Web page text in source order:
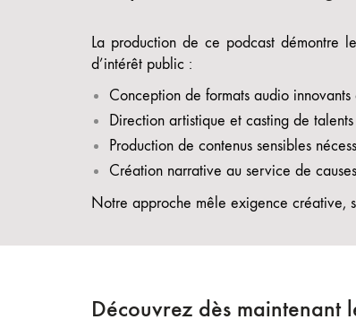
La production de ce podcast démontre
d’intérêt public :
Conception de formats audio innovants
Direction artistique et casting de talents
Production de contenus sensibles
Création narrative au service de
Notre approche mêle exigence créative,
Découvrez dès maintenant